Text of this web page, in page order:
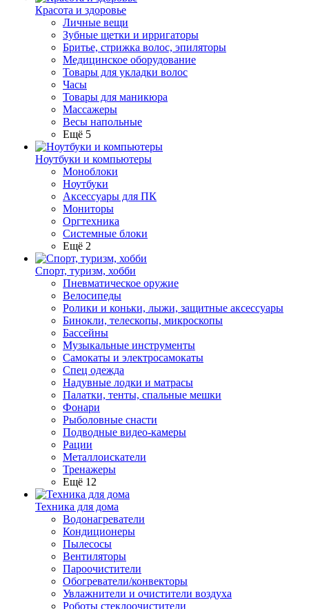
Красота и здоровье
Личные вещи
Зубные щетки и ирригаторы
Бритье, стрижка волос, эпиляторы
Медицинское оборудование
Товары для укладки волос
Часы
Товары для маникюра
Массажеры
Весы напольные
Ещё 5
Ноутбуки и компьютеры
Моноблоки
Ноутбуки
Аксессуары для ПК
Мониторы
Оргтехника
Системные блоки
Ещё 2
Спорт, туризм, хобби
Пневматическое оружие
Велосипеды
Ролики и коньки, лыжи, защитные аксессуары
Бинокли, телескопы, микроскопы
Бассейны
Музыкальные инструменты
Самокаты и электросамокаты
Спец одежда
Надувные лодки и матрасы
Палатки, тенты, спальные мешки
Фонари
Рыболовные снасти
Подводные видео-камеры
Рации
Металлоискатели
Тренажеры
Ещё 12
Техника для дома
Водонагреватели
Кондиционеры
Пылесосы
Вентиляторы
Пароочистители
Обогреватели/конвекторы
Увлажнители и очистители воздуха
Роботы стеклоочистители